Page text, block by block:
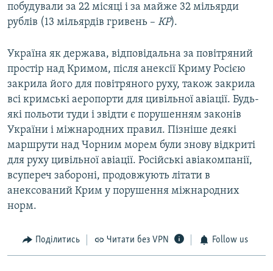
побудували за 22 місяці і за майже 32 мільярди
рублів (13 мільярдів гривень – КР).
Україна як держава, відповідальна за повітряний
простір над Кримом, після анексії Криму Росією
закрила його для повітряного руху, також закрила
всі кримські аеропорти для цивільної авіації. Будь-
які польоти туди і звідти є порушенням законів
України і міжнародних правил. Пізніше деякі
маршрути над Чорним морем були знову відкриті
для руху цивільної авіації. Російські авіакомпанії,
всупереч забороні, продовжують літати в
анексований Крим у порушення міжнародних
норм.
Поділитись Читати без VPN Follow us